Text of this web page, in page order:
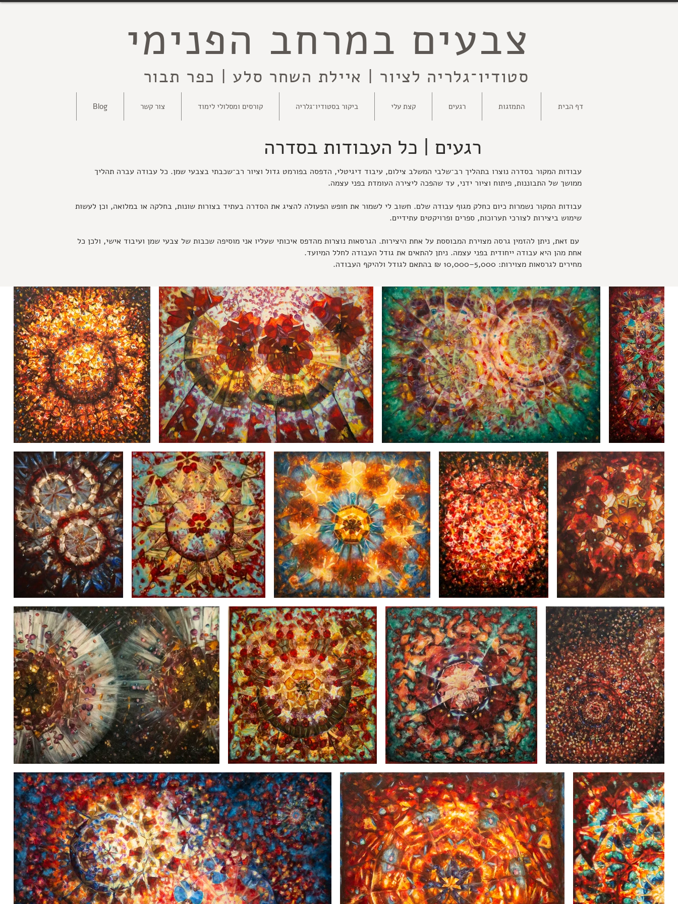
צבעים במרחב הפנימי
סטודיו־גלריה לציור | איילת השחר סלע | כפר תבור
דף הבית התמזגות רגעים קצת עלי ביקור בסטודיו־גלריה קורסים ומסלולי לימוד צור קשר Blog
רגעים | כל העבודות בסדרה
עבודות המקור בסדרה נוצרו בתהליך רב־שלבי המשלב צילום, עיבוד דיגיטלי, הדפסה בפורמט גדול וציור רב־שכבתי בצבעי שמן. כל עבודה עברה תהליך
ממושך של התבוננות, פיתוח וציור ידני, עד שהפכה ליצירה העומדת בפני עצמה.
עבודות המקור נשמרות כיום כחלק מגוף עבודה שלם. חשוב לי לשמור את חופש הפעולה להציג את הסדרה בעתיד בצורות שונות, בחלקה או במלואה, וכן לעשות
שימוש ביצירות לצורכי תערוכות, ספרים ופרויקטים עתידיים.
עם זאת, ניתן להזמין גרסה מצוירת המבוססת על אחת היצירות. הגרסאות נוצרות מהדפס איכותי שעליו אני מוסיפה שכבות של צבעי שמן ועיבוד אישי, ולכן כל
אחת מהן היא עבודה ייחודית בפני עצמה. ניתן להתאים את גודל העבודה לחלל המיועד.
מחירים לגרסאות מצוירות: 5,000–10,000 ₪ בהתאם לגודל ולהיקף העבודה.